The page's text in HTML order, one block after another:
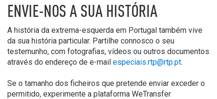
ENVIE-NOS A SUA HISTÓRIA
A história da extrema-esquerda em Portugal também vive
da sua história particular. Partilhe connosco o seu
testemunho, com fotografias, vídeos ou outros documentos
através do endereço de e-mail especiais.rtp@rtp.pt.
Se o tamanho dos ficheiros que pretende enviar exceder o
permitido, experimente a plataforma WeTransfer